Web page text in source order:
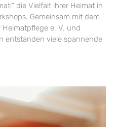
die Vielfalt ihrer Heimat in
Gemeinsam mit dem
e. V. und
entstanden viele spannende